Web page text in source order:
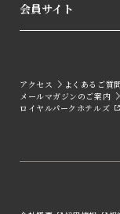
会員サイト
アクセス よくあるご質
メールマガジンのご案内
ロイヤルパークホテルズ